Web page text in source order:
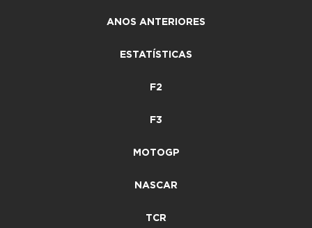
ANOS ANTERIORES
ESTATÍSTICAS
F2
F3
MOTOGP
NASCAR
TCR